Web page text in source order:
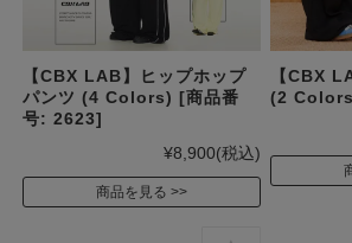
【CBX LAB】ヒップホップ
パンツ (4 Colors) [商品番
号: 2623]
¥8,900(税込)
商品を見る
【CBX
(2